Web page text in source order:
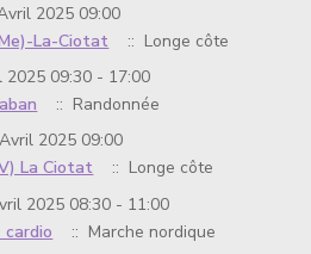
2025 09:00
La-Ciotat
:: Longe côte
2025 09:30 - 17:00
:: Randonnée
2025 09:00
La Ciotat
:: Longe côte
2025 08:30 - 11:00
cardio
:: Marche nordique